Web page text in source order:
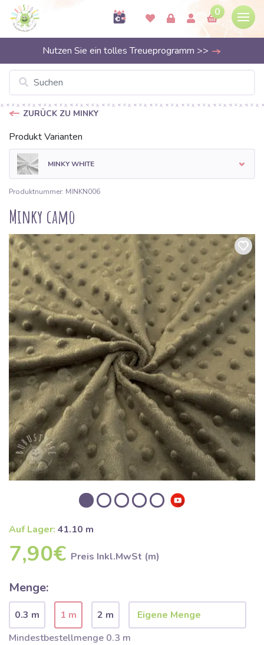
0
Nutzen Sie ein tolles Treueprogramm >>
ZURÜCK ZU MINKY
Produkt Varianten
MINKY WHITE
Produktnummer: MINKN006
Minky camo
Auf Lager: 41.10 m
7,90€ Preis Inkl.MwSt (m)
Menge:
0.3 m 1 m
2 m
Mindestbestellmenge 0.3 m